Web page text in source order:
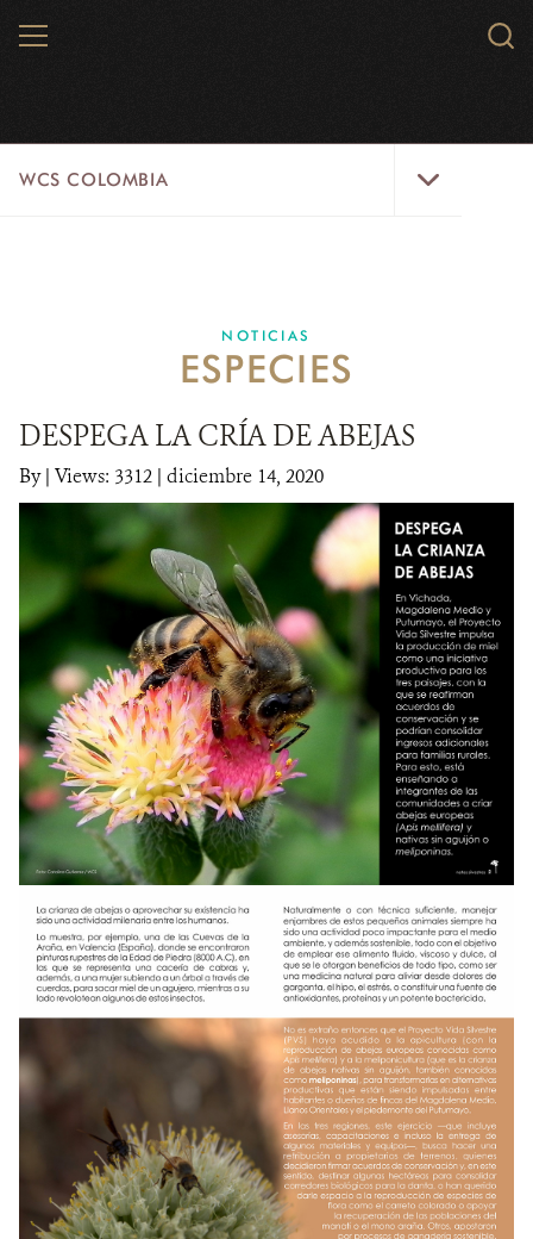
MENU
WCS COLOMBIA
EJES ESTRATÉGICOS
AQUÍ TRABAJAMOS
LÍNEAS DE ACCIÓN
NOTICIAS
WCS VISUAL
PUBLICACIONES
ALIADOS Y ALIANZAS
COBERTURA EN MEDIOS DE COMUNICACIÓN
INFORME ANUAL WCS
MECANISMO DE ATENCIÓN DE QUEJAS Y RECLAMOS
DONA
NOTICIAS
ESPECIES
DESPEGA LA CRÍA DE ABEJAS
By| Views: 3312 | diciembre 14, 2020